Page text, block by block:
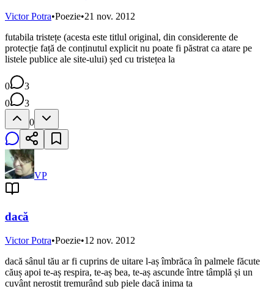
Victor Potra•Poezie•21 nov. 2012
futabila tristețe (acesta este titlul original, din considerente de
protecție față de conținutul explicit nu poate fi păstrat ca atare pe
listele publice ale site-ului) șed cu tristețea la
0
3
0
3
0
VP
dacă
Victor Potra•Poezie•12 nov. 2012
dacă sânul tău ar fi cuprins de uitare l-aș îmbrăca în palmele făcute
căuș apoi te-aș respira, te-aș bea, te-aș ascunde între tâmplă și un
cuvânt nerostit tremurând sub piele dacă inima ta